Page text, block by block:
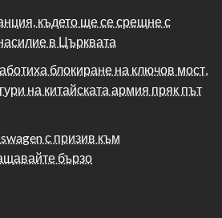
където ще се срещне с
в Църквата
блокиране на ключов мост,
на китайската армия пряк път
с призив към
бързо